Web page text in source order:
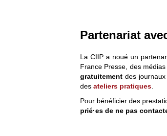
Partenariat
La CIIP a noué un
France Presse, des
gratuitementdes journaux
des ateliers pratiques.
Pour bénéficier des
prié·es de ne pas